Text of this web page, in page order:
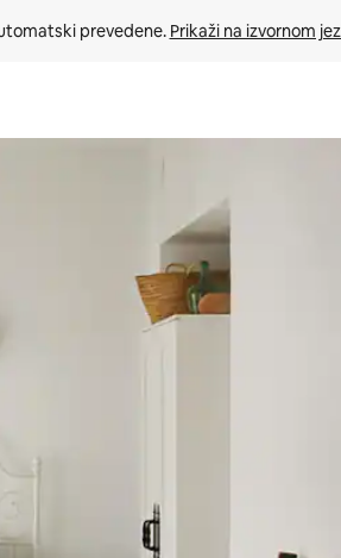
prevedene. Prikaži na izvornom
i nadole, kao i da ih istražujte